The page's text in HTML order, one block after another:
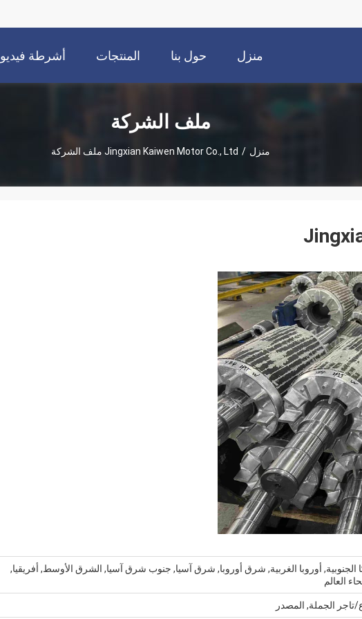
منزل حول بنا المنتجات أشرطة فيديو
ملف الشركة
منزل / Jingxian Kaiwen Motor Co., Ltd ملف الشركة
الجنوبية, أوروبا الغربية, شرق أوروبا, شرق آسيا, جنوب شرق آسيا, الشرق الأوسط, أفريقيا,
العالم
الجملة, المصدر